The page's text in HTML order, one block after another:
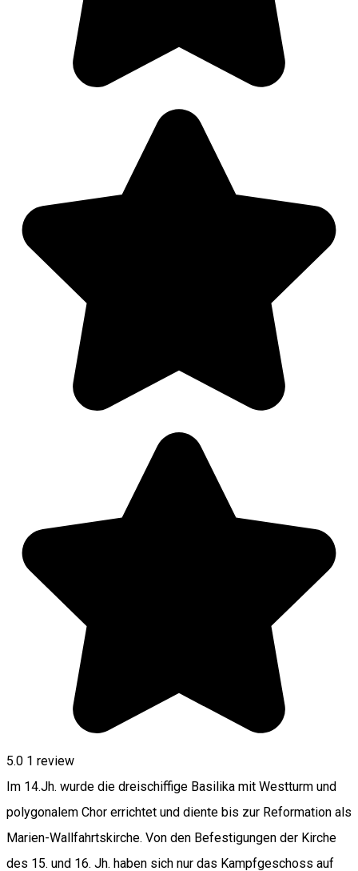
5.0 1 review
Im 14.Jh. wurde die dreischiffige Basilika mit Westturm und
polygonalem Chor errichtet und diente bis zur Reformation als
Marien-Wallfahrtskirche. Von den Befestigungen der Kirche
des 15. und 16. Jh. haben sich nur das Kampfgeschoss auf